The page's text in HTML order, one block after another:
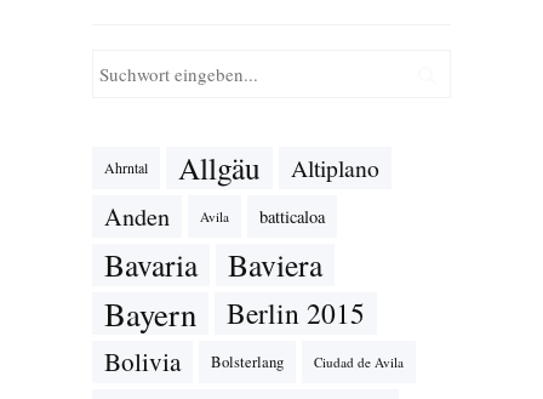
Ahrntal Allgäu
Altiplano
Anden
Avila batticaloa
Bavaria Baviera
Bayern Berlin 2015
Bolivia Bolsterlang Ciudad de Avila